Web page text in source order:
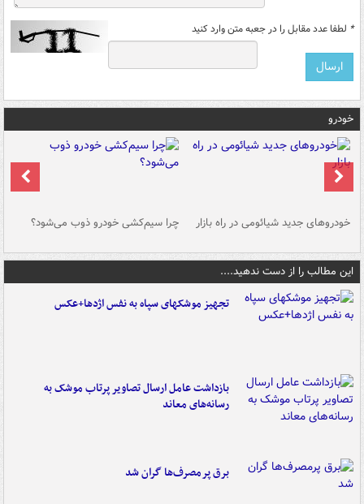
* لطفا عدد مقابل را در جعبه متن وارد کنید
خودرو
خودروهای جدید شیائومی در راه بازار چرا سیم‌کشی خودرو ذوب می‌شود؟
این مطالب را از دست ندهید....
تجهیز موشکهای سپاه به نفس اژدها+عکس
بازداشت عامل ارسال تصاویر پرتاب موشک به
رسانه‌های معاند
برق پرمصرف‌ها گران شد